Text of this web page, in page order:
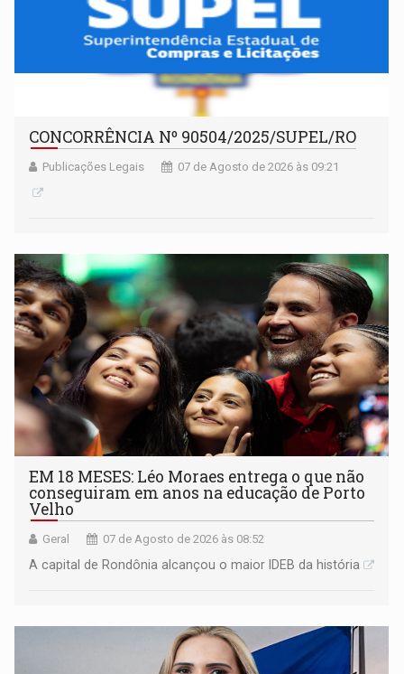
CONCORRÊNCIA Nº 90504/2025/SUPEL/RO
Publicações Legais 07 de Agosto de 2026 às 09:21
EM 18 MESES: Léo Moraes entrega o que não
conseguiram em anos na educação de Porto
Velho
Geral 07 de Agosto de 2026 às 08:52
A capital de Rondônia alcançou o maior IDEB da história